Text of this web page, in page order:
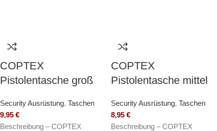
COPTEX
Pistolentasche groß
Security Ausrüstung, Taschen
9,95 €
Beschreibung – COPTEX
COPTEX
Pistolentasche mittel
Security Ausrüstung, Taschen
8,95 €
Beschreibung – COPTEX